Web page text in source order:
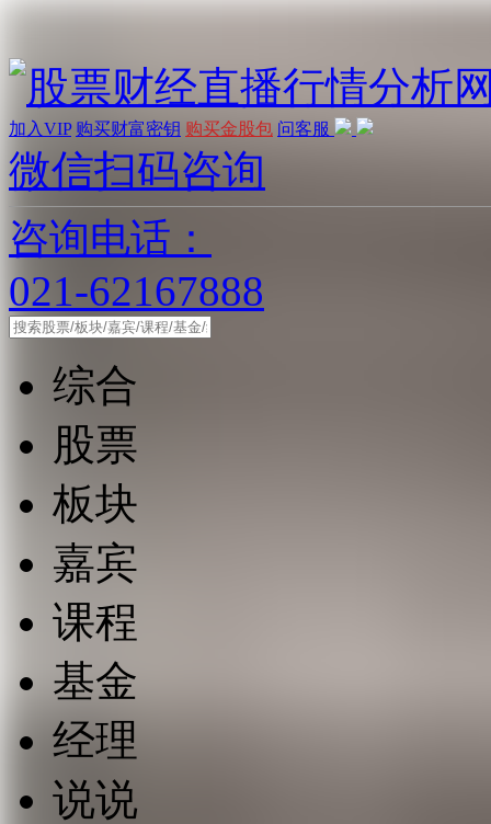
加入VIP 购买财富密钥 购买金股包 问客服
微信扫码咨询
咨询电话：
021-62167888
综合
股票
板块
嘉宾
课程
基金
经理
说说